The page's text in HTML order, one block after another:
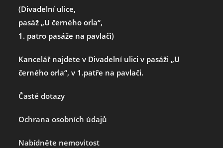
(Divadelní ulice,
pasáž „U černého orla“,
1. patro pasáže na pavlači)
Kancelář najdete v Divadelní ulici v pasáži „U
černého orla“, v 1.patře na pavlači.
Časté dotazy
Ochrana osobních údajů
Nabídněte nemovitost